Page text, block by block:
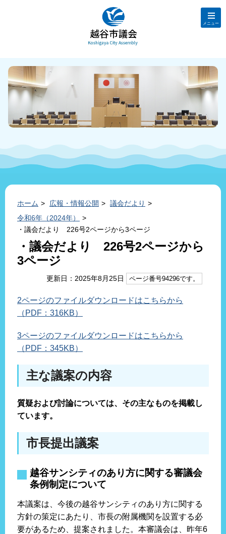
メニュー
ホーム 広報・情報公開
議会だより
令和6年（2024年）
・議会だより 226号2ページから3ページ
・議会だより 226号2ページから
3ページ
更新日：2025年8月25日 ページ番号94296です。
2ページのファイルダウンロードはこちらから
（PDF：316KB）
3ページのファイルダウンロードはこちらから
（PDF：345KB）
主な議案の内容
質疑および討論については、その主なものを掲載し
ています。
市長提出議案
越谷サンシティのあり方に関する審議会
条例制定について
本議案は、今後の越谷サンシティのあり方に関する
方針の策定にあたり、市長の附属機関を設置する必
要があるため、提案されました。本審議会は、昨年6